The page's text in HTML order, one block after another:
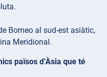
Borneo al sud-est asiàtic,
Meridional.
països d’Àsia que té